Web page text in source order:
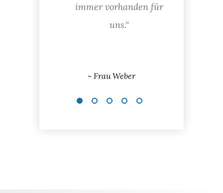
immer vorhanden für
uns.“
~ Frau Weber